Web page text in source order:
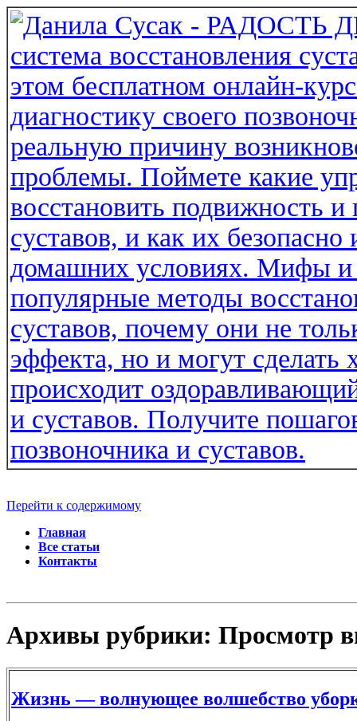
Перейти к содержимому
Главная
Все статьи
Контакты
Архивы рубрики: Просмотр
Жизнь — волнующее волшебство